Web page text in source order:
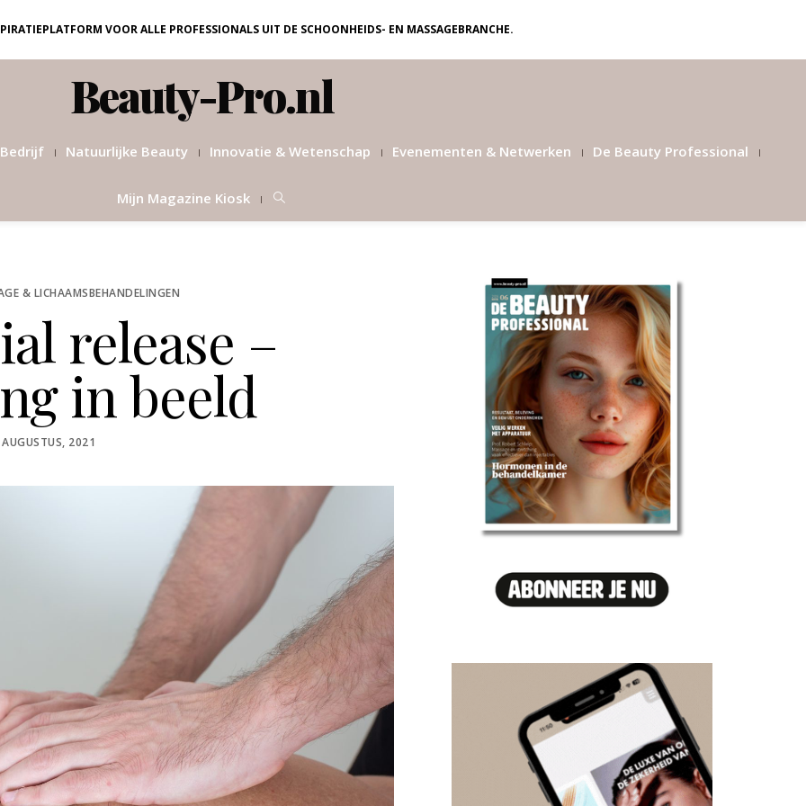
VOOR ALLE PROFESSIONALS UIT DE SCHOONHEIDS- EN MASSAGEBRANCHE.
Beauty-Pro.nl
Natuurlijke Beauty Innovatie & Wetenschap Evenementen & Netwerken De Beauty Professional
Mijn Magazine Kiosk
& LICHAAMSBEHANDELINGEN
release –
in beeld
2021